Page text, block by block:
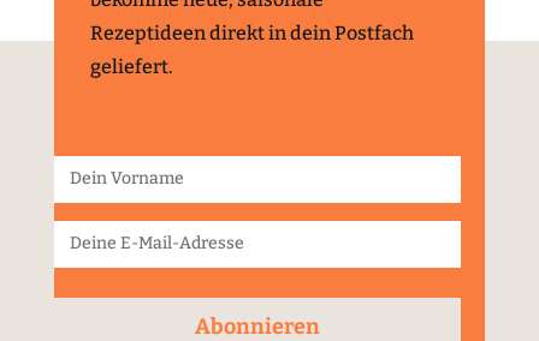
Rezeptideen direkt in dein Postfach
geliefert.
Abonnieren